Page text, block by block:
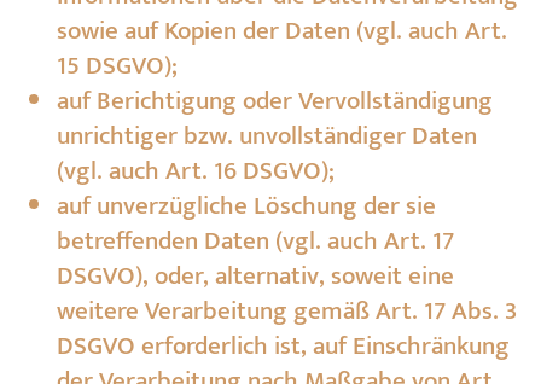
sowie auf Kopien der Daten (vgl. auch Art.
15 DSGVO);
auf Berichtigung oder Vervollständigung
unrichtiger bzw. unvollständiger Daten
(vgl. auch Art. 16 DSGVO);
auf unverzügliche Löschung der sie
betreffenden Daten (vgl. auch Art. 17
DSGVO), oder, alternativ, soweit eine
weitere Verarbeitung gemäß Art. 17 Abs. 3
DSGVO erforderlich ist, auf Einschränkung